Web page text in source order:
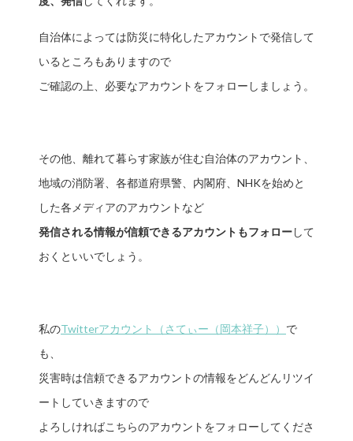
自治体によっては防災に特化したアカウントで発信して
いるところもありますので
ご確認の上、必要なアカウントをフォローしましょう。
その他、離れて暮らす家族が住む自治体のアカウント、
地域の消防署、各都道府県警、内閣府、NHKを始めと
した各メディアのアカウントなど
発信される情報が信頼できるアカウントもフォローして
おくといいでしょう。
私のTwitterアカウント（さてぃー（岡本祥子）） で
も、
災害時は信頼できるアカウントの情報をどんどんリツイ
ートしていきますので
よろしければこちらのアカウントをフォローしてくださ